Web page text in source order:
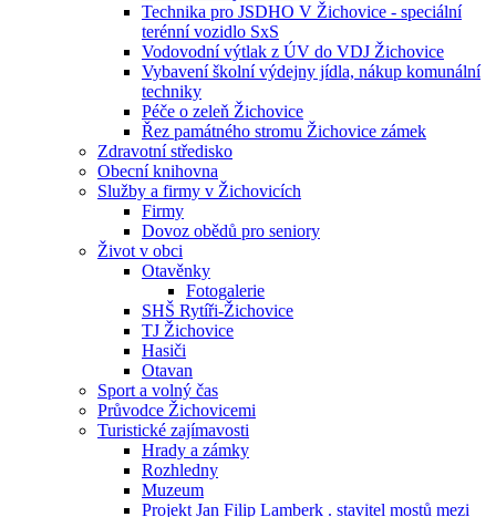
Technika pro JSDHO V Žichovice - speciální
terénní vozidlo SxS
Vodovodní výtlak z ÚV do VDJ Žichovice
Vybavení školní výdejny jídla, nákup komunální
techniky
Péče o zeleň Žichovice
Řez památného stromu Žichovice zámek
Zdravotní středisko
Obecní knihovna
Služby a firmy v Žichovicích
Firmy
Dovoz obědů pro seniory
Život v obci
Otavěnky
Fotogalerie
SHŠ Rytíři-Žichovice
TJ Žichovice
Hasiči
Otavan
Sport a volný čas
Průvodce Žichovicemi
Turistické zajímavosti
Hrady a zámky
Rozhledny
Muzeum
Projekt Jan Filip Lamberk . stavitel mostů mezi